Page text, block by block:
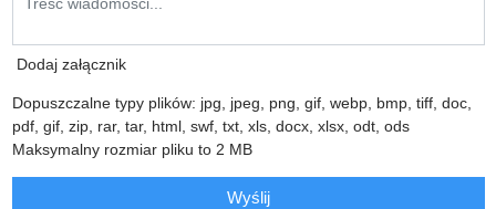
Dodaj załącznik
Dopuszczalne typy plików: jpg, jpeg, png, gif, webp, bmp, tiff, doc,
pdf, gif, zip, rar, tar, html, swf, txt, xls, docx, xlsx, odt, ods
Maksymalny rozmiar pliku to 2 MB
Wyślij